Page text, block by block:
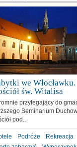
we Włocławku.
św. Witalisa
przylegający do
Seminarium
pod..
Podróże
Rekreacja